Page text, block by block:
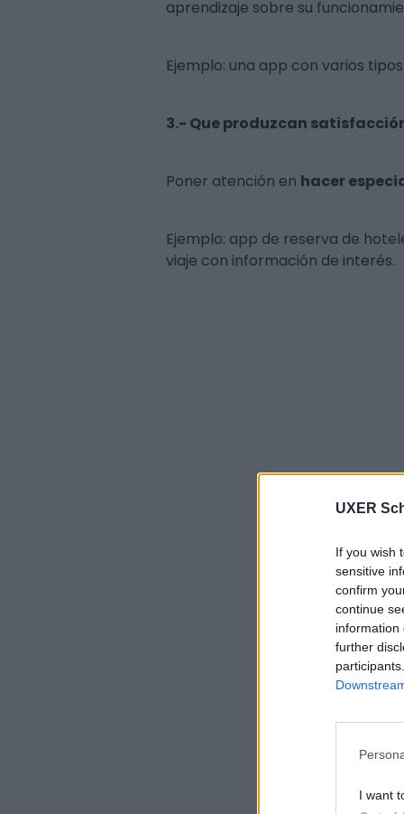
UXER
If you wish
sensitive
confirm
continue
information
further
I want
aprendizaje sobre su
Ejemplo: una app con varios
3.- Que produzcan
Poner atención en hacer
Ejemplo: app de reserva de
viaje con información de interés.